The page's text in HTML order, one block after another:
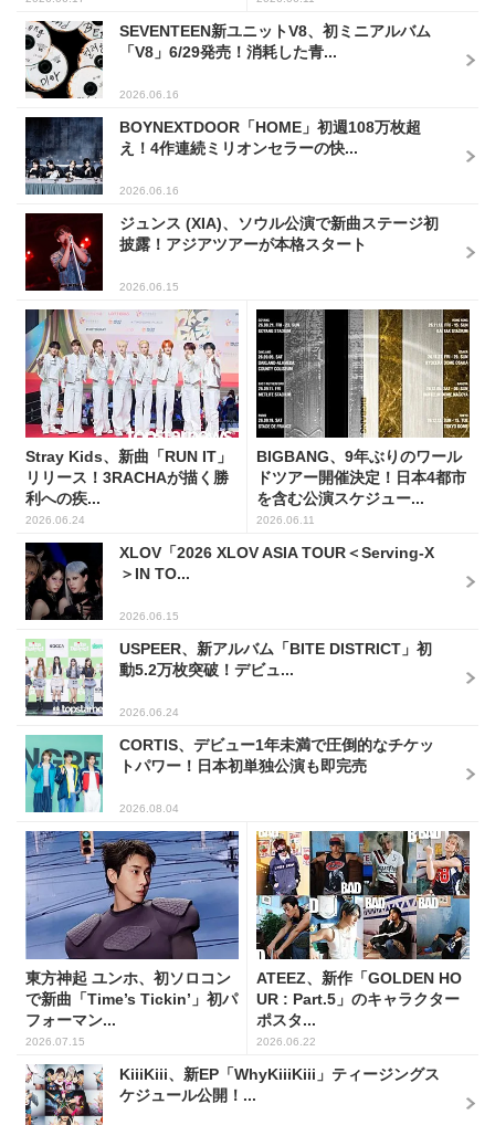
SEVENTEEN新ユニットV8、初ミニアルバム
「V8」6/29発売！消耗した青...
2026.06.16
BOYNEXTDOOR「HOME」初週108万枚超
え！4作連続ミリオンセラーの快...
2026.06.16
ジュンス (XIA)、ソウル公演で新曲ステージ初
披露！アジアツアーが本格スタート
2026.06.15
Stray Kids、新曲「RUN IT」
リリース！3RACHAが描く勝
利への疾...
2026.06.24
BIGBANG、9年ぶりのワール
ドツアー開催決定！日本4都市
を含む公演スケジュー...
2026.06.11
XLOV「2026 XLOV ASIA TOUR＜Serving-X
＞IN TO...
2026.06.15
USPEER、新アルバム「BITE DISTRICT」初
動5.2万枚突破！デビュ...
2026.06.24
CORTIS、デビュー1年未満で圧倒的なチケッ
トパワー！日本初単独公演も即完売
2026.08.04
東方神起 ユンホ、初ソロコン
で新曲「Time’s Tickin’」初パ
フォーマン...
2026.07.15
ATEEZ、新作「GOLDEN HO
UR : Part.5」のキャラクター
ポスタ...
2026.06.22
KiiiKiii、新EP「WhyKiiiKiii」ティージングス
ケジュール公開！...